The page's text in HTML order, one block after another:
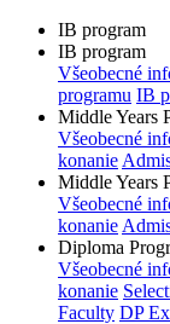
IB program
IB program
Všeobecné
programu IB
Middle Years
Všeobecné
konanie
Middle Years
Všeobecné
konanie
Diploma
Všeobecné
konanie
Faculty DP